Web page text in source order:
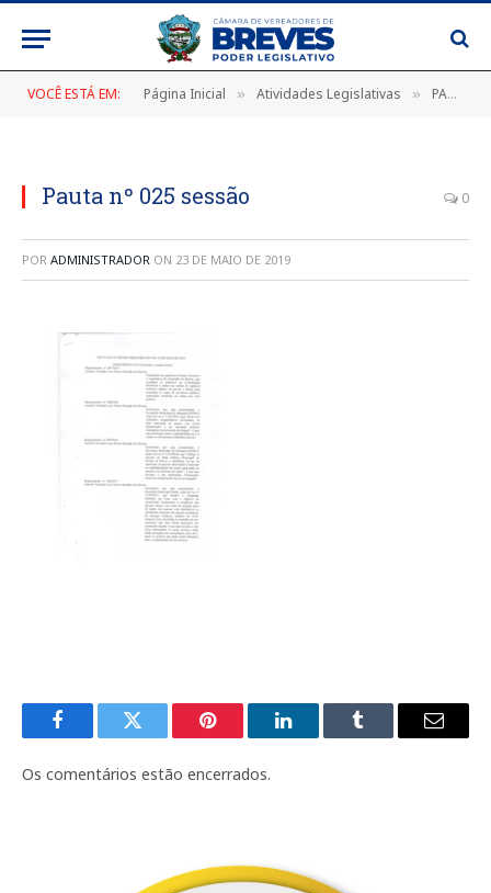
VOCÊ ESTÁ EM: Página Inicial » Atividades Legislativas » PAUTA DA 25ª SESSÃO ORDINÁRIA DO DIA 10 DE MAIO DE 2019
Pauta nº 025 sessão 0
POR ADMINISTRADOR ON 23 DE MAIO DE 2019
FacebookTwitter Pinterest LinkedInTumblr
E-
Os comentários estão encerrados.